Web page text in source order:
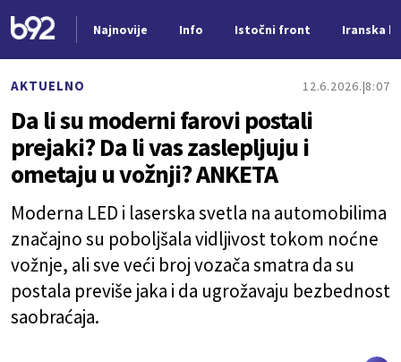
Najnovije Info Istočni front Iranska
AKTUELNO 12.6.2026. 8:07
Da li su moderni farovi postali
prejaki? Da li vas zaslepljuju i
ometaju u vožnji? ANKETA
Moderna LED i laserska svetla na automobilima
značajno su poboljšala vidljivost tokom noćne
vožnje, ali sve veći broj vozača smatra da su
postala previše jaka i da ugrožavaju bezbednost
saobraćaja.